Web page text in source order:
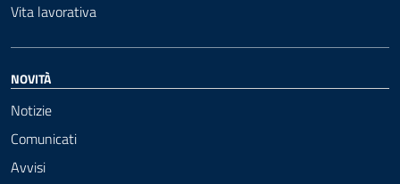
Vita lavorativa
NOVITÀ
Notizie
Comunicati
Avvisi